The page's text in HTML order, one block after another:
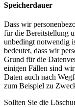
Speicherdauer
Dass wir
für die Bereitstellung
unbedingt notwendig
bedeutet, dass wir
Grund für die
einigen Fällen sind
Daten auch nach
zum Beispiel zu
Sollten Sie die